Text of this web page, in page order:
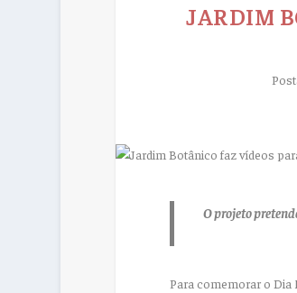
JARDIM
O projeto
Para comemorar o Dia